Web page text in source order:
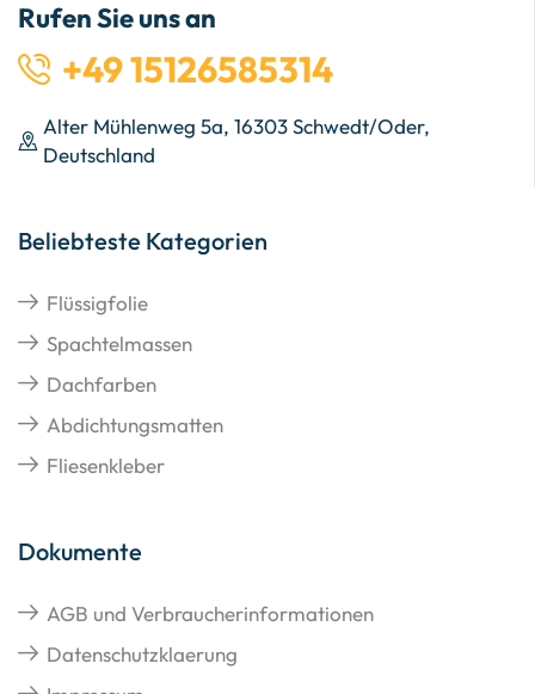
Rufen Sie uns an
+49 15126585314
Alter Mühlenweg 5a, 16303 Schwedt/Oder,
Deutschland
Beliebteste Kategorien
Flüssigfolie
Spachtelmassen
Dachfarben
Abdichtungsmatten
Fliesenkleber
Dokumente
AGB und Verbraucherinformationen
Datenschutzklaerung